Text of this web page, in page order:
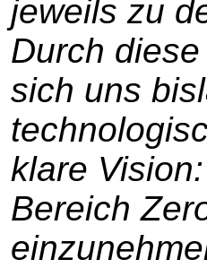
jeweils zu
Durch
sich uns
klare
Bereich